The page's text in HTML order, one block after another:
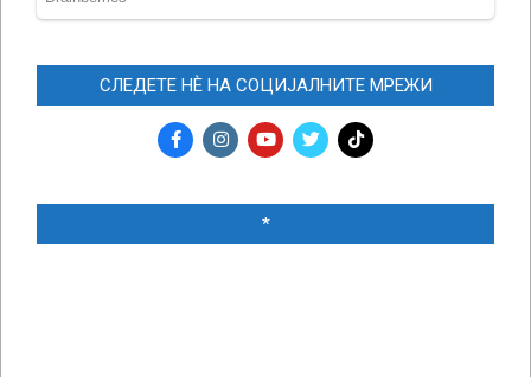
СЛЕДЕТЕ НЀ НА СОЦИЈАЛНИТЕ МРЕЖИ
*